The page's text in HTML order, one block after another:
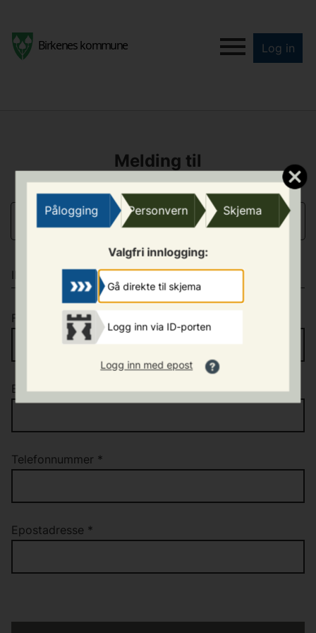
Pålogging Personvern Skjema
Valgfri innlogging:
Gå direkte til skjema
Logg inn via ID-porten
Logg inn med epost
Log in
Melding til
trafikksikkerhetsutvalget
KONTAKTINFORMASJON
INNSENDER AV SKJEMA
Fornavn
Etternavn *
Telefonnummer *
Epostadresse *